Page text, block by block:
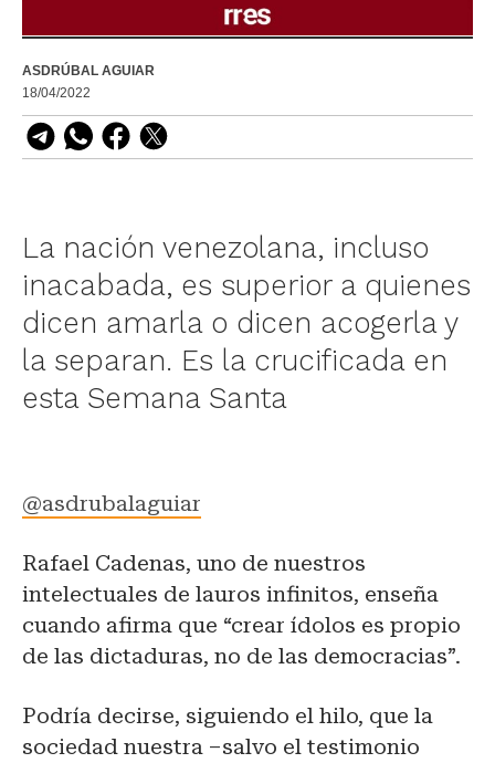
ASDRÚBAL AGUIAR
18/04/2022
La nación venezolana, incluso
inacabada, es superior a quienes
dicen amarla o dicen acogerla y
la separan. Es la crucificada en
esta Semana Santa
@asdrubalaguiar
Rafael Cadenas, uno de nuestros
intelectuales de lauros infinitos, enseña
cuando afirma que “crear ídolos es propio
de las dictaduras, no de las democracias”.
Podría decirse, siguiendo el hilo, que la
sociedad nuestra –salvo el testimonio